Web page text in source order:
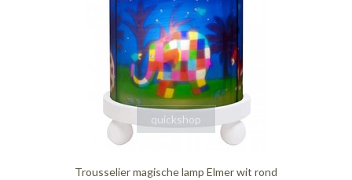
quickshop
Trousselier magische lamp Elmer wit rond